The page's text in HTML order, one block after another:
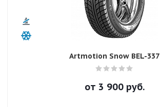
Artmotion Snow BEL-337
от 3 900руб.